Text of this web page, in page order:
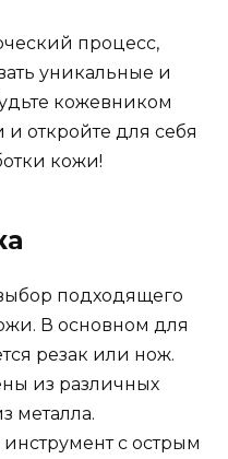
процесс,
уникальные и
кожевником
откройте для себя
кожи!
подходящего
В основном для
резак или нож.
из различных
металла.
с острым